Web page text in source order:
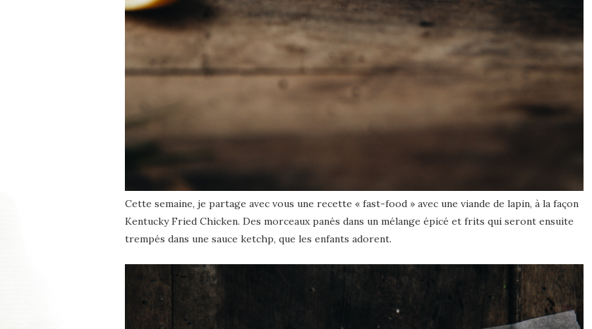
Cette semaine, je partage avec vous une recette « fast-food » avec une viande de lapin, à la façon
Kentucky Fried Chicken. Des morceaux panés dans un mélange épicé et frits qui seront ensuite
trempés dans une sauce ketchp, que les enfants adorent.